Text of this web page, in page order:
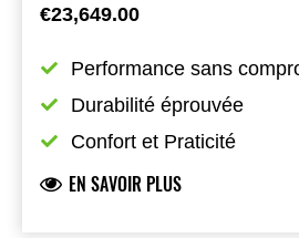
€23,649.00
Performance sans
Durabilité éprouvée
Confort et Praticité
EN SAVOIR PLUS